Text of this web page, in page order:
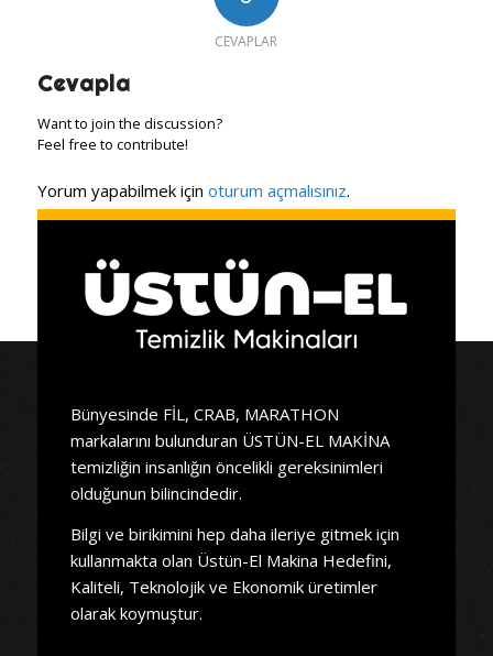
CEVAPLAR
Cevapla
Want to join the discussion?
Feel free to contribute!
Yorum yapabilmek için oturum açmalısınız.
Bünyesinde FİL, CRAB, MARATHON
markalarını bulunduran ÜSTÜN-EL MAKİNA
temizliğin insanlığın öncelikli gereksinimleri
olduğunun bilincindedir.
Bilgi ve birikimini hep daha ileriye gitmek için
kullanmakta olan Üstün-El Makina Hedefini,
Kaliteli, Teknolojik ve Ekonomik üretimler
olarak koymuştur.